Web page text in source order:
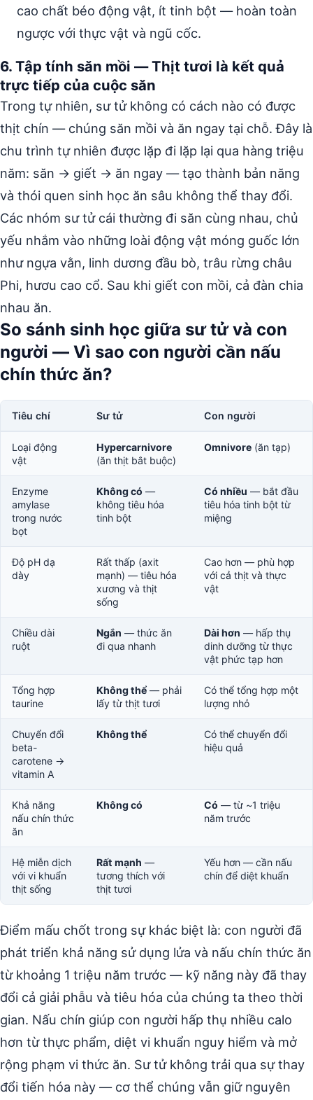
cao chất béo động vật, ít tinh bột — hoàn toàn
ngược với thực vật và ngũ cốc.
6. Tập tính săn mồi — Thịt tươi là kết quả
trực tiếp của cuộc săn
Trong tự nhiên, sư tử không có cách nào có được
thịt chín — chúng săn mồi và ăn ngay tại chỗ. Đây là
chu trình tự nhiên được lặp đi lặp lại qua hàng triệu
năm: săn → giết → ăn ngay — tạo thành bản năng
và thói quen sinh học ăn sâu không thể thay đổi.
Các nhóm sư tử cái thường đi săn cùng nhau, chủ
yếu nhắm vào những loài động vật móng guốc lớn
như ngựa vằn, linh dương đầu bò, trâu rừng châu
Phi, hươu cao cổ. Sau khi giết con mồi, cả đàn chia
nhau ăn.
So sánh sinh học giữa sư tử và con
người — Vì sao con người cần nấu
chín thức ăn?
Tiêu chí Sư tử Con người
Loại động
vật
Hypercarnivore
(ăn thịt bắt buộc)
Omnivore (ăn tạp)
Enzyme
amylase
trong nước
bọt
Không có —
không tiêu hóa
tinh bột
Có nhiều — bắt đầu
tiêu hóa tinh bột từ
miệng
Độ pH dạ
dày
Rất thấp (axit
mạnh) — tiêu hóa
xương và thịt
sống
Cao hơn — phù hợp
với cả thịt và thực
vật
Chiều dài
ruột
Ngắn — thức ăn
đi qua nhanh
Dài hơn — hấp thụ
dinh dưỡng từ thực
vật phức tạp hơn
Tổng hợp
taurine
Không thể — phải
lấy từ thịt tươi
Có thể tổng hợp một
lượng nhỏ
Chuyển đổi
beta-
carotene →
vitamin A
Không thể
Có thể chuyển đổi
hiệu quả
Khả năng
nấu chín thức
ăn
Không có Có — từ ~1 triệu
năm trước
Hệ miễn dịch
với vi khuẩn
thịt sống
Rất mạnh —
tương thích với
thịt tươi
Yếu hơn — cần nấu
chín để diệt khuẩn
Điểm mấu chốt trong sự khác biệt là: con người đã
phát triển khả năng sử dụng lửa và nấu chín thức ăn
từ khoảng 1 triệu năm trước — kỹ năng này đã thay
đổi cả giải phẫu và tiêu hóa của chúng ta theo thời
gian. Nấu chín giúp con người hấp thụ nhiều calo
hơn từ thực phẩm, diệt vi khuẩn nguy hiểm và mở
rộng phạm vi thức ăn. Sư tử không trải qua sự thay
đổi tiến hóa này — cơ thể chúng vẫn giữ nguyên